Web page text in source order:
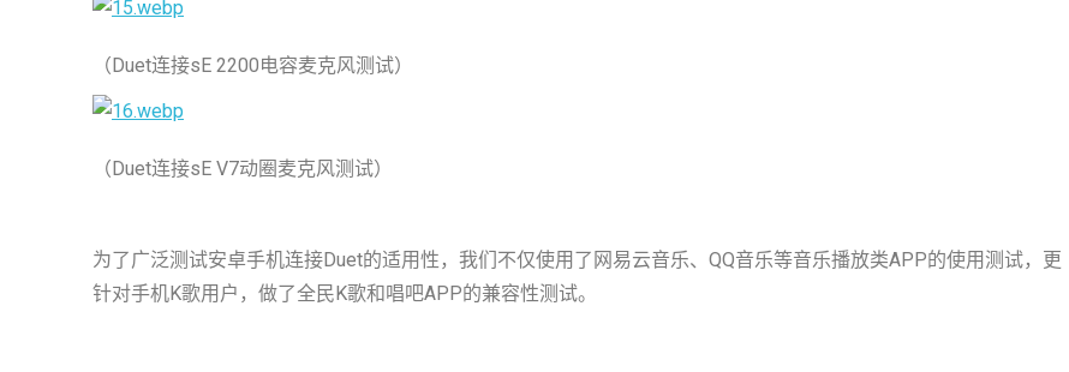
（Duet连接sE 2200电容麦克风测试）
（Duet连接sE V7动圈麦克风测试）
为了广泛测试安卓手机连接Duet的适用性，我们不仅使用了网易云音乐、QQ音乐等音乐播放类APP的使用测试，更
针对手机K歌用户，做了全民K歌和唱吧APP的兼容性测试。